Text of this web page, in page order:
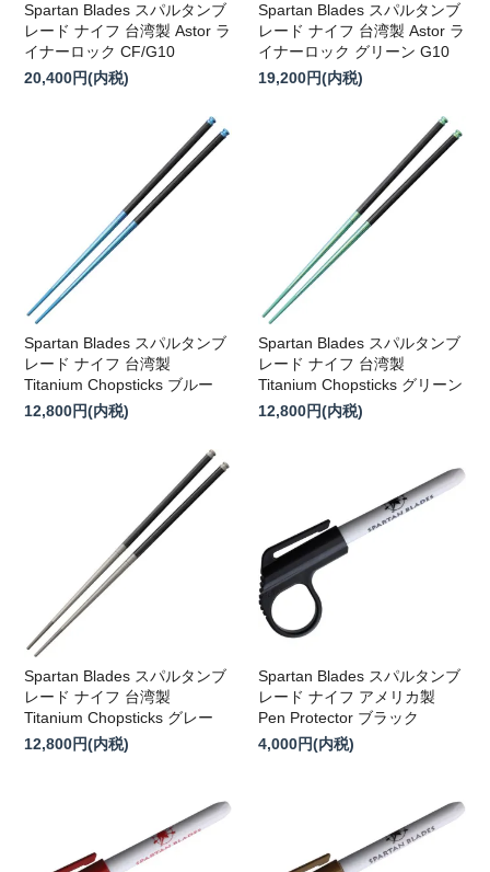
Spartan Blades スパルタンブ
レード ナイフ 台湾製 Astor ラ
イナーロック CF/G10
20,400円(内税)
Spartan Blades スパルタンブ
レード ナイフ 台湾製 Astor ラ
イナーロック グリーン G10
19,200円(内税)
Spartan Blades スパルタンブ
レード ナイフ 台湾製
Titanium Chopsticks ブルー
12,800円(内税)
Spartan Blades スパルタンブ
レード ナイフ 台湾製
Titanium Chopsticks グリーン
12,800円(内税)
Spartan Blades スパルタンブ
レード ナイフ 台湾製
Titanium Chopsticks グレー
12,800円(内税)
Spartan Blades スパルタンブ
レード ナイフ アメリカ製
Pen Protector ブラック
4,000円(内税)